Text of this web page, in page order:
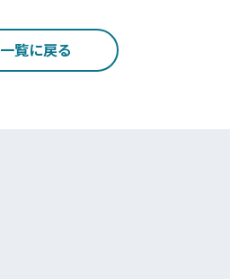
一覧に戻る